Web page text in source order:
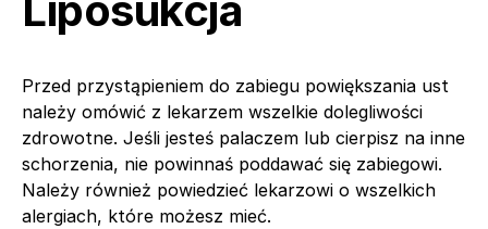
Przed przystąpieniem do zabiegu powiększania ust
należy omówić z lekarzem wszelkie dolegliwości
zdrowotne. Jeśli jesteś palaczem lub cierpisz na inne
schorzenia, nie powinnaś poddawać się zabiegowi.
Należy również powiedzieć lekarzowi o wszelkich
alergiach, które możesz mieć.